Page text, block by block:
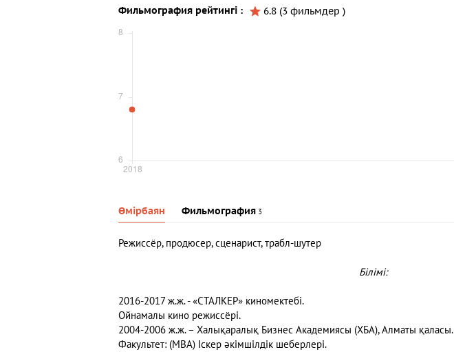
Фильмография рейтингі :
6.8 (3 фильмдер )
Өмірбаян Фильмография 3
Режиссёр, продюсер, сценарист, трабл-шутер
Білімі:
2016-2017 ж.ж. - «СТАЛКЕР» киномектебі.
Ойнамалы кино режиссёрі.
2004-2006 ж.ж. – Халықаралық Бизнес Академиясы (ХБА), Алматы қаласы.
Факультет: (МВА) Іскер әкімшілдік шеберлері.